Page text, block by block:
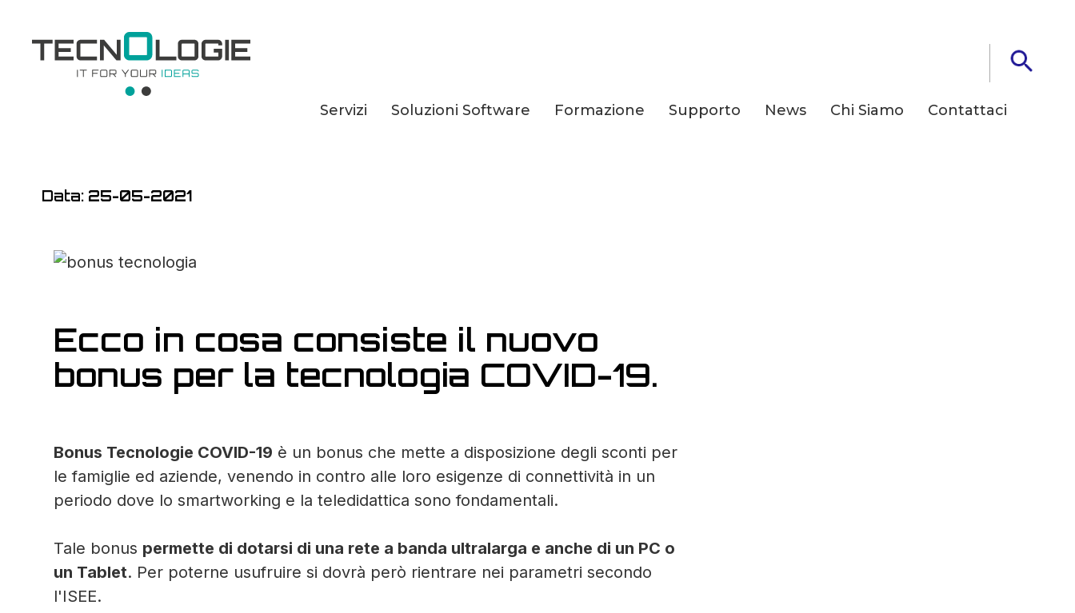
Servizi Soluzioni Software Formazione Supporto News Chi Siamo Contattaci
Data: 25-05-2021
Ecco in cosa consiste il nuovo
bonus per la tecnologia COVID-19.
Bonus Tecnologie COVID-19 è un bonus che mette a disposizione degli sconti per
le famiglie ed aziende, venendo in contro alle loro esigenze di connettività in un
periodo dove lo smartworking e la teledidattica sono fondamentali.
Tale bonus permette di dotarsi di una rete a banda ultralarga e anche di un PC o
un Tablet. Per poterne usufruire si dovrà però rientrare nei parametri secondo
l'ISEE.